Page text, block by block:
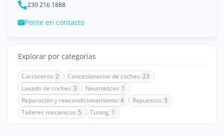
230 216 1888
Ponte en contacto
Explorar por categorías
Carroceros 2 Concesionarios de coches 23
Lavado de coches 3 Neumáticos 1
Reparación y reacondicionamiento 4 Repuestos 3
Talleres mecánicos 5 Tuning 1